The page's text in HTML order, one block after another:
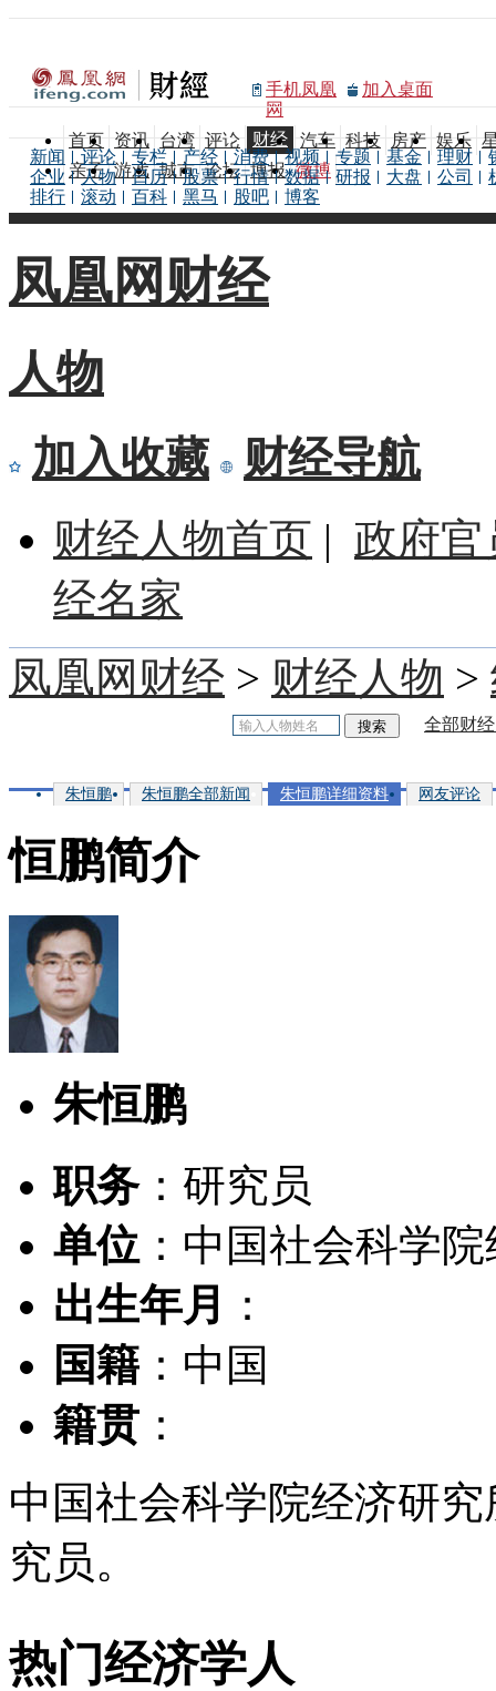
手机凤凰
网
加入桌面
首页 资讯 台湾 评论 财经 汽车 科技 房产 娱乐
亲子 游戏 城市 论坛 博报 微博
新闻 评论 专栏 产经 消费 视频 专题 基金 理财
企业
人物 日历 股票 行情 数据 研报 大盘 公司
排行
滚动 百科 黑马 股吧 博客
凤凰网财经
人物
加入收藏 财经导航
财经人物首页 | 政府官
经名家
凤凰网财经 > 财经人物 >
全部财
朱恒鹏 朱恒鹏全部新闻 朱恒鹏详细资料 网友评论
恒鹏简介
朱恒鹏
职务：研究员
单位 ：中国社会科学
出生年月
：
国籍 ：中国
籍贯 ：
中国社会科学院经济研
究员。
热门经济学人